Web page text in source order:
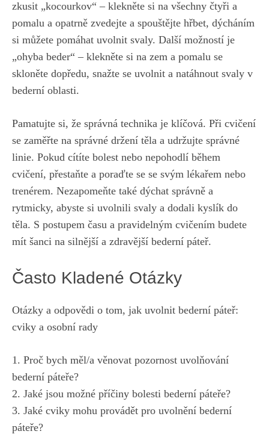
zkusit „kocourkov“ – klekněte si na všechny čtyři a
pomalu a opatrně zvedejte a spouštějte hřbet, dýcháním
si můžete pomáhat uvolnit svaly. Další možností je
„ohyba beder“ – klekněte si na zem a pomalu se
skloněte dopředu, snažte se uvolnit a natáhnout svaly v
bederní oblasti.
Pamatujte si, že správná technika je klíčová. Při cvičení
se zaměřte na správné držení těla a udržujte správné
linie. Pokud cítíte bolest nebo nepohodlí během
cvičení, přestaňte a poraďte se se svým lékařem nebo
trenérem. Nezapomeňte také dýchat správně a
rytmicky, abyste si uvolnili svaly a dodali kyslík do
těla. S postupem času a pravidelným cvičením budete
mít šanci na silnější a zdravější bederní páteř.
Často Kladené Otázky
Otázky a odpovědi o tom, jak uvolnit bederní páteř:
cviky a osobní rady
1. Proč bych měl/a věnovat pozornost uvolňování
bederní páteře?
2. Jaké jsou možné příčiny bolesti bederní páteře?
3. Jaké cviky mohu provádět pro uvolnění bederní
páteře?